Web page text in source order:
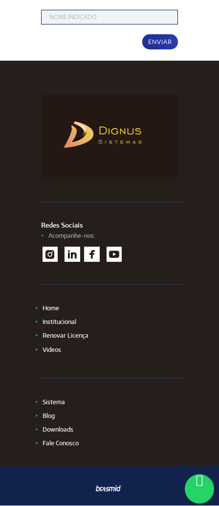
Redes Sociais
Acompanhe-nos:
nstag
inked aceb
outu
Home
Institucional
Renovar Licença
Videos
Sistema
Blog
Downloads
Fale Conosco